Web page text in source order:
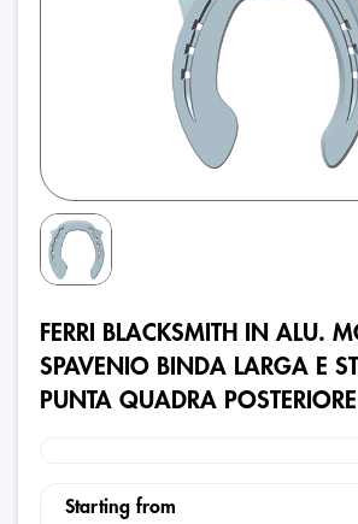
FERRI BLACKSMITH IN ALU.
SPAVENIO BINDA LARGA E
PUNTA QUADRA
Starting from